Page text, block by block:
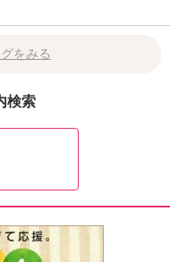
をみる
検索